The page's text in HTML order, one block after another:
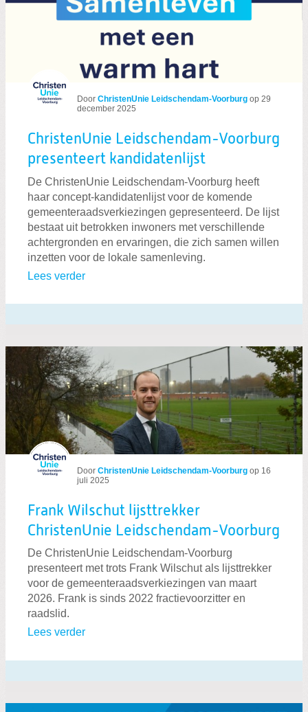
Door ChristenUnie Leidschendam-Voorburg op 29
december 2025
ChristenUnie Leidschendam-Voorburg
presenteert kandidatenlijst
De ChristenUnie Leidschendam-Voorburg heeft
haar concept-kandidatenlijst voor de komende
gemeenteraadsverkiezingen gepresenteerd. De lijst
bestaat uit betrokken inwoners met verschillende
achtergronden en ervaringen, die zich samen willen
inzetten voor de lokale samenleving.
Lees verder
Door ChristenUnie Leidschendam-Voorburg op 16
juli 2025
Frank Wilschut lijsttrekker
ChristenUnie Leidschendam-Voorburg
De ChristenUnie Leidschendam-Voorburg
presenteert met trots Frank Wilschut als lijsttrekker
voor de gemeenteraadsverkiezingen van maart
2026. Frank is sinds 2022 fractievoorzitter en
raadslid.
Lees verder